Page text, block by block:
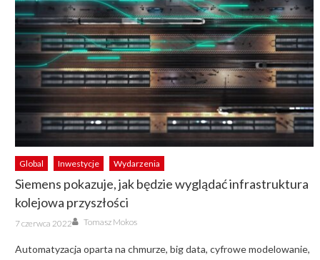
Global Inwestycje Wydarzenia
Siemens pokazuje, jak będzie wyglądać infrastruktura
kolejowa przyszłości
Posted
on
7 czerwca 2022 Author
Tomasz Mokos
Automatyzacja oparta na chmurze, big data, cyfrowe modelowanie,